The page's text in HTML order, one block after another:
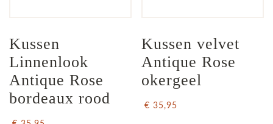
Kussen
Linnenlook
Antique Rose
bordeaux rood
Kussen velvet
Antique Rose
okergeel
€ 35,95